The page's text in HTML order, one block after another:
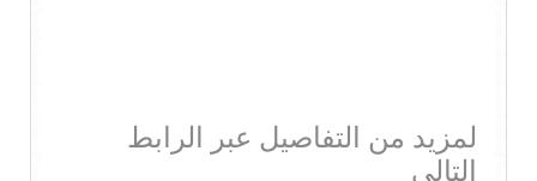
لمزيد من التفاصيل عبر الرابط
التالي